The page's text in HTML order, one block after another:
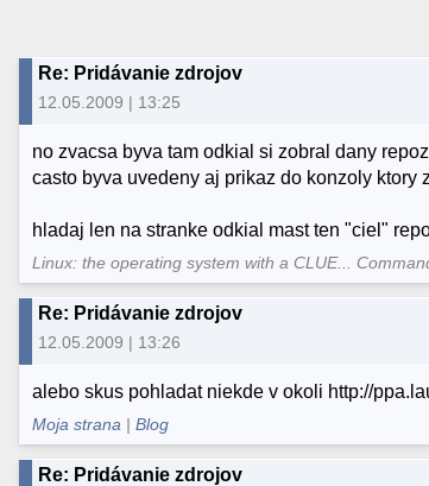
Re: Pridávanie zdrojov
12.05.2009 | 13:25
no zvacsa byva tam odkial si zobral dany
casto byva uvedeny aj prikaz do konzoly ktory
hladaj len na stranke odkial mast ten "ciel"
Linux: the operating system with a CLUE...
Re: Pridávanie zdrojov
12.05.2009 | 13:26
alebo skus pohladat niekde v okoli http://
Moja strana |Blog
Re: Pridávanie zdrojov